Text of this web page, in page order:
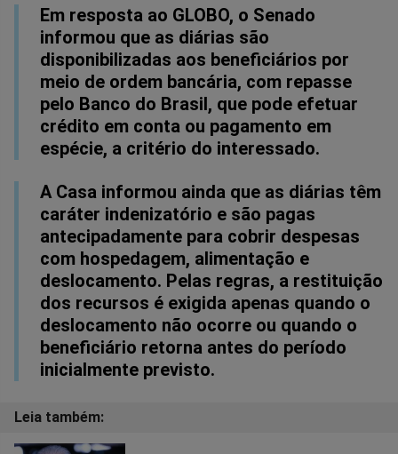
Em resposta ao GLOBO, o Senado
informou que as diárias são
disponibilizadas aos beneficiários por
meio de ordem bancária, com repasse
pelo Banco do Brasil, que pode efetuar
crédito em conta ou pagamento em
espécie, a critério do interessado.
A Casa informou ainda que as diárias têm
caráter indenizatório e são pagas
antecipadamente para cobrir despesas
com hospedagem, alimentação e
deslocamento. Pelas regras, a restituição
dos recursos é exigida apenas quando o
deslocamento não ocorre ou quando o
beneficiário retorna antes do período
inicialmente previsto.